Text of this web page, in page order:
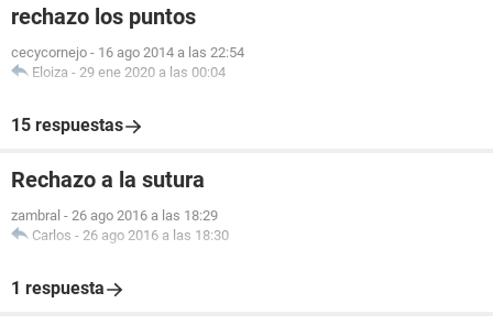
rechazo los puntos
cecycornejo - 16 ago 2014 a las 22:54
Eloiza - 29 ene 2020 a las 00:04
15 respuestas
Rechazo a la sutura
zambral - 26 ago 2016 a las 18:29
Carlos - 26 ago 2016 a las 18:30
1 respuesta